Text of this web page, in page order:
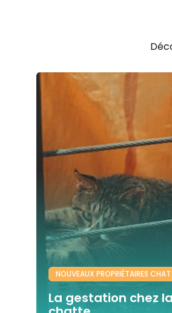
NOUVEAUX PROPRIÉTAIRES CHAT
La gestation chez la